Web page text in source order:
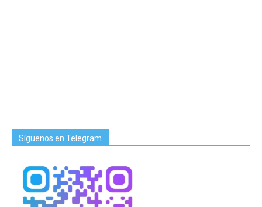
Síguenos en Telegram